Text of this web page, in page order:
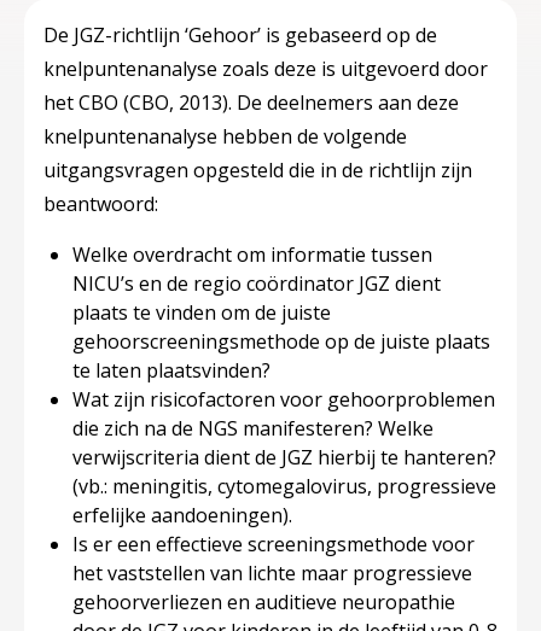
De JGZ-richtlijn ‘Gehoor’ is gebaseerd op de
knelpuntenanalyse zoals deze is uitgevoerd door
het CBO (CBO, 2013). De deelnemers aan deze
knelpuntenanalyse hebben de volgende
uitgangsvragen opgesteld die in de richtlijn zijn
beantwoord:
Welke overdracht om informatie tussen
NICU’s en de regio coördinator JGZ dient
plaats te vinden om de juiste
gehoorscreeningsmethode op de juiste plaats
te laten plaatsvinden?
Wat zijn risicofactoren voor gehoorproblemen
die zich na de NGS manifesteren? Welke
verwijscriteria dient de JGZ hierbij te hanteren?
(vb.: meningitis, cytomegalovirus, progressieve
erfelijke aandoeningen).
Is er een effectieve screeningsmethode voor
het vaststellen van lichte maar progressieve
gehoorverliezen en auditieve neuropathie